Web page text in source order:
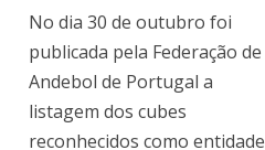
No dia 30 de outubro foi
publicada pela Federação de
Andebol de Portugal a
listagem dos cubes
reconhecidos como